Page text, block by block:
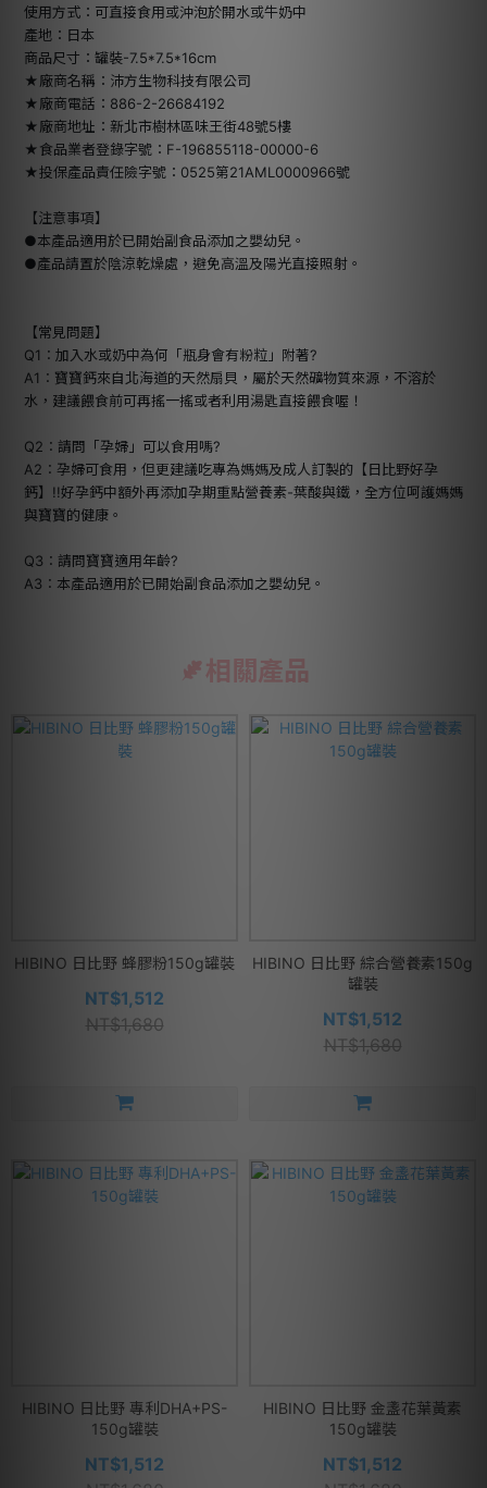
使用方式：可直接食用或沖泡於開水或牛奶中
產地：日本
商品尺寸：罐裝-7.5*7.5*16cm
★廠商名稱：沛方生物科技有限公司
★廠商電話：886-2-26684192
★廠商地址：新北市樹林區味王街48號5樓
★食品業者登錄字號：F-196855118-00000-6
★投保產品責任險字號：0525第21AML0000966號
【注意事項】
●本產品適用於已開始副食品添加之嬰幼兒。
●產品請置於陰涼乾燥處，避免高溫及陽光直接照射。
【常見問題】
Q1︰加入水或奶中為何「瓶身會有粉粒」附著?
A1︰寶寶鈣來自北海道的天然扇貝，屬於天然礦物質來源，不溶於
水，建議餵食前可再搖一搖或者利用湯匙直接餵食喔！
Q2︰請問「孕婦」可以食用嗎?
A2︰孕婦可食用，但更建議吃專為媽媽及成人訂製的【日比野好孕
鈣】!!好孕鈣中額外再添加孕期重點營養素-葉酸與鐵，全方位呵護媽媽
與寶寶的健康。
Q3︰請問寶寶適用年齡?
A3︰本產品適用於已開始副食品添加之嬰幼兒。
相關產品
HIBINO 日比野 蜂膠粉150g罐裝
NT$1,512
NT$1,680
HIBINO 日比野 綜合營養素150g
罐裝
NT$1,512
NT$1,680
HIBINO 日比野 專利DHA+PS-
150g罐裝
NT$1,512
HIBINO 日比野 金盞花葉黃素
150g罐裝
NT$1,512